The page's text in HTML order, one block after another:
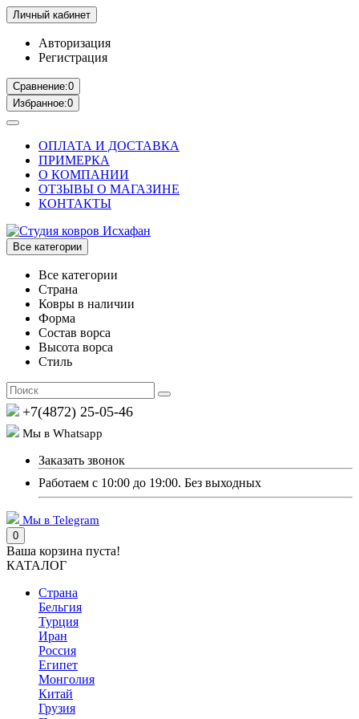
Личный кабинет
Авторизация
Регистрация
Сравнение:0
Избранное:0
ОПЛАТА И ДОСТАВКА
ПРИМЕРКА
О КОМПАНИИ
ОТЗЫВЫ О МАГАЗИНЕ
КОНТАКТЫ
Все категории
Все категории
Страна
Ковры в наличии
Форма
Состав ворса
Высота ворса
Стиль
+7(4872) 25-05-46
Мы в Whatsapp
Заказать звонок
Работаем с 10:00 до 19:00. Без выходных
Мы в Telegram
0
Ваша корзина пуста!
КАТАЛОГ
Страна
Бельгия
Турция
Иран
Россия
Египет
Монголия
Китай
Грузия